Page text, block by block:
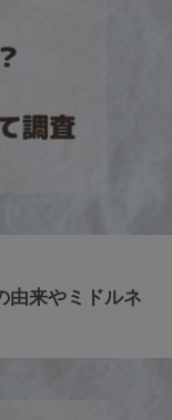
由来やミドルネ